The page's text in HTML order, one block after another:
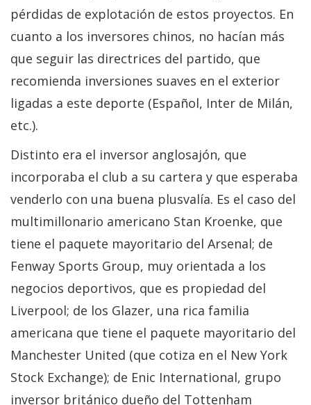
pérdidas de explotación de estos proyectos. En
cuanto a los inversores chinos, no hacían más
que seguir las directrices del partido, que
recomienda inversiones suaves en el exterior
ligadas a este deporte (Español, Inter de Milán,
etc.).
Distinto era el inversor anglosajón, que
incorporaba el club a su cartera y que esperaba
venderlo con una buena plusvalía. Es el caso del
multimillonario americano Stan Kroenke, que
tiene el paquete mayoritario del Arsenal; de
Fenway Sports Group, muy orientada a los
negocios deportivos, que es propiedad del
Liverpool; de los Glazer, una rica familia
americana que tiene el paquete mayoritario del
Manchester United (que cotiza en el New York
Stock Exchange); de Enic International, grupo
inversor británico dueño del Tottenham